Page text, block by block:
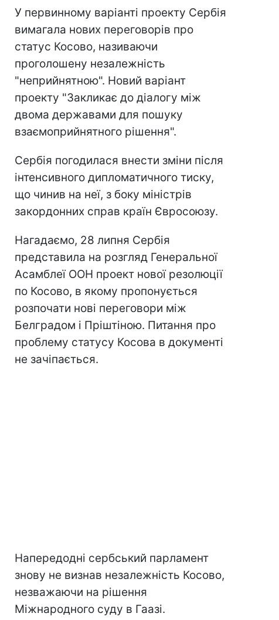
У первинному варіанті проекту Сербія
вимагала нових переговорів про
статус Косово, називаючи
проголошену незалежність
"неприйнятною". Новий варіант
проекту "Закликає до діалогу між
двома державами для пошуку
взаємоприйнятного рішення".
Сербія погодилася внести зміни після
інтенсивного дипломатичного тиску,
що чинив на неї, з боку міністрів
закордонних справ країн Євросоюзу.
Нагадаємо, 28 липня Сербія
представила на розгляд Генеральної
Асамблеї ООН проект нової резолюції
по Косово, в якому пропонується
розпочати нові переговори між
Белградом і Пріштіною. Питання про
проблему статусу Косова в документі
не зачіпається.
Напередодні сербський парламент
знову не визнав незалежність Косово,
незважаючи на рішення
Міжнародного суду в Гаазі.